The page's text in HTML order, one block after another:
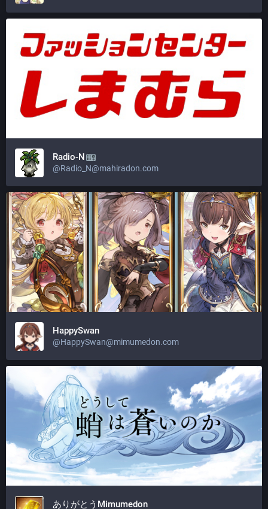
Radio-N
@Radio_N@mahiradon.com
HappySwan
@HappySwan@mimumedon.com
ありがとうMimumedon